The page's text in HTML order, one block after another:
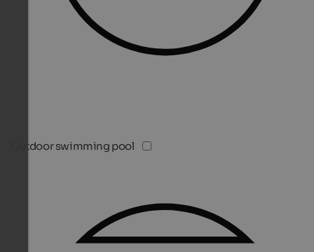
Outdoor swimming pool